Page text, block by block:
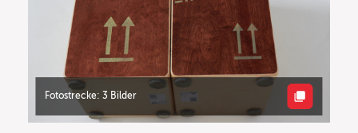
Fotostrecke: 3 Bilder